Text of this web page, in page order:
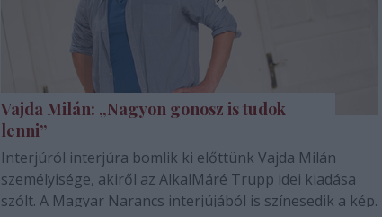
Vajda Milán: „Nagyon gonosz is tudok
lenni”
Interjúról interjúra bomlik ki előttünk Vajda Milán
személyisége, akiről az AlkalMáré Trupp idei kiadása
szólt. A Magyar Narancs interjújából is színesedik a kép.